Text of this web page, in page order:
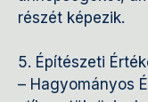
részét képezik.
5. Építészeti
– Hagyományos